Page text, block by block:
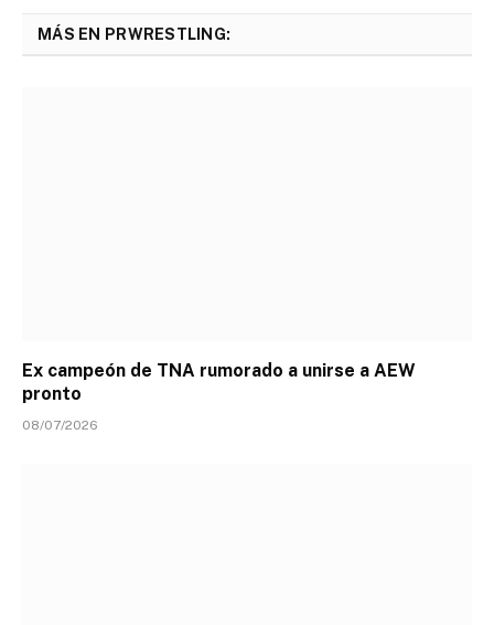
MÁS EN PRWRESTLING:
Ex campeón de TNA rumorado a unirse a AEW
pronto
08/07/2026